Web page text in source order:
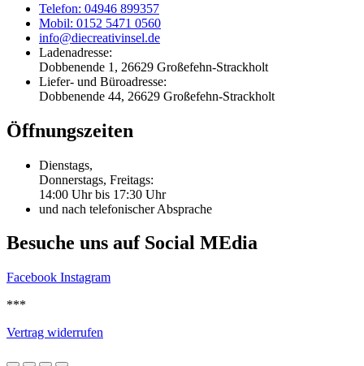
Telefon: 04946 899357
Mobil: 0152 5471 0560
info@diecreativinsel.de
Ladenadresse:
Dobbenende 1, 26629 Großefehn-Strackholt
Liefer- und Büroadresse:
Dobbenende 44, 26629 Großefehn-Strackholt
Öffnungszeiten
Dienstags,
Donnerstags, Freitags:
14:00 Uhr bis 17:30 Uhr
und nach telefonischer Absprache
Besuche uns auf Social MEdia
Facebook Instagram
***
Vertrag widerrufen